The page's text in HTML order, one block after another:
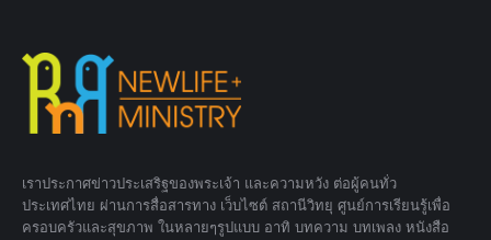
เราประกาศข่าวประเสริฐของพระเจ้า และความหวัง ต่อผู้คนทั่ว
ประเทศไทย ผ่านการสื่อสารทาง เว็บไซต์ สถานีวิทยุ ศูนย์การเรียนรู้เพื่อ
ครอบครัวและสุขภาพ ในหลายๆรูปแบบ อาทิ บทความ บทเพลง หนังสือ